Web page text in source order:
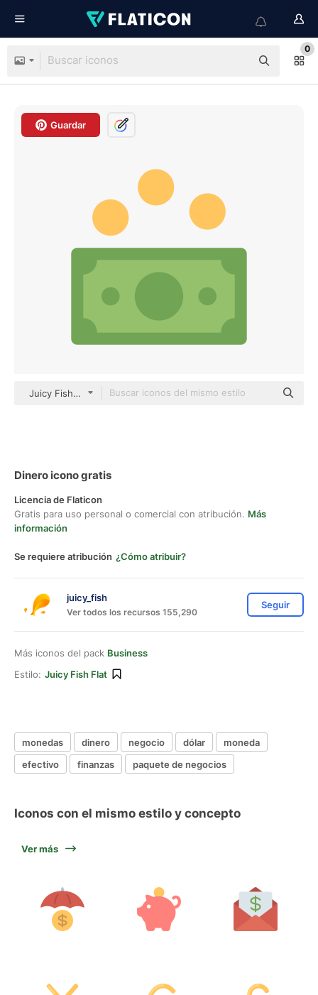
0
Guardar
Juicy Fish Flat
Dinero icono gratis
Licencia de Flaticon
Gratis para uso personal o comercial con atribución. Más
información
Se requiere atribución ¿Cómo atribuir?
juicy_fish
Ver todos los recursos 155,290
Seguir
Más iconos del pack Business
Estilo: Juicy Fish Flat
monedas dinero negocio dólar
moneda
efectivo
finanzas paquete de negocios
Iconos con el mismo estilo y concepto
Ver más